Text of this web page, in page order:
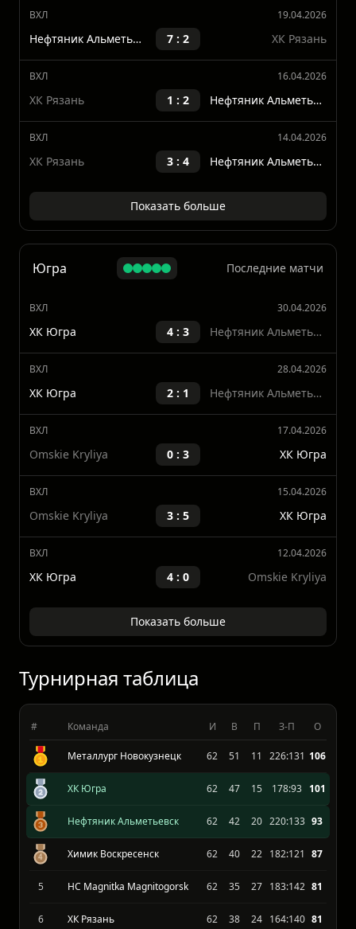
ВХЛ 28.04.2026
ХК Югра 2 : 1 Нефтяник Альметьевск
ВХЛ 19.04.2026
7 : 2 ХК Рязань
ВХЛ 16.04.2026
ХК Рязань 1 : 2
ВХЛ 14.04.2026
ХК Рязань 3 : 4 Нефтяник Альметьевск
Показать больше
Югра Последние матчи
ВХЛ 30.04.2026
ХК Югра 4 : 3
ВХЛ 28.04.2026
ХК Югра 2 : 1 Нефтяник Альметьевск
ВХЛ 17.04.2026
Omskie Kryliya 0 : 3 ХК Югра
ВХЛ 15.04.2026
Omskie Kryliya 3 : 5 ХК Югра
ВХЛ 12.04.2026
ХК Югра 4 : 0 Omskie Kryliya
Показать больше
Турнирная таблица
# Команда И В П З-П О